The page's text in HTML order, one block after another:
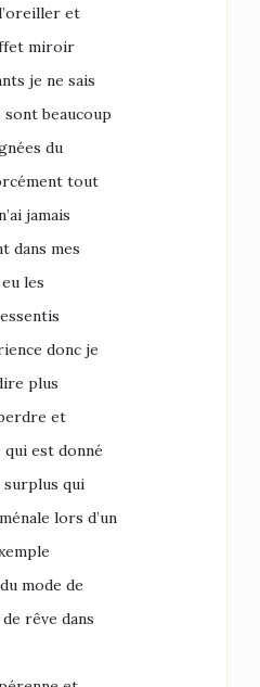
et
miroir
je ne sais
beaucoup
du
tout
jamais
dans mes
les
donc je
plus
et
est donné
surplus qui
lors d’un
mode de
rêve dans